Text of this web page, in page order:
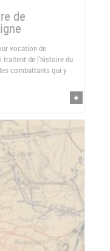
de
vocation de
traitent de l'histoire du
combattants qui y